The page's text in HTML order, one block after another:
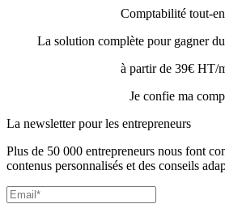
Comptabilité tout-
La solution complète pour gagner
à partir de 39€ HT/
Je confie ma
La newsletter pour les entrepreneurs
Plus de 50 000 entrepreneurs nous font
contenus personnalisés et des conseils